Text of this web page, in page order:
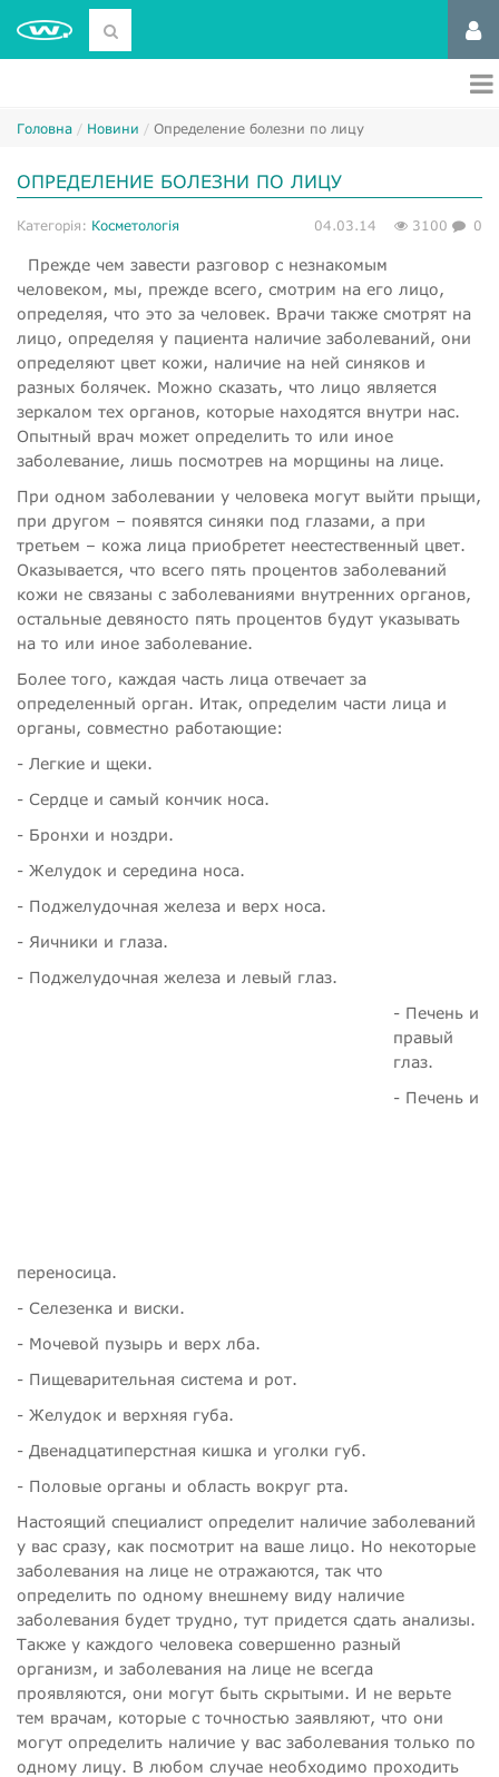
Головна Новини Определение болезни по лицу
ОПРЕДЕЛЕНИЕ БОЛЕЗНИ ПО ЛИЦУ
Категорія: Косметологія 04.03.14 3100 0
Прежде чем завести разговор с незнакомым
человеком, мы, прежде всего, смотрим на его лицо,
определяя, что это за человек. Врачи также смотрят на
лицо, определяя у пациента наличие заболеваний, они
определяют цвет кожи, наличие на ней синяков и
разных болячек. Можно сказать, что лицо является
зеркалом тех органов, которые находятся внутри нас.
Опытный врач может определить то или иное
заболевание, лишь посмотрев на морщины на лице.
При одном заболевании у человека могут выйти прыщи,
при другом – появятся синяки под глазами, а при
третьем – кожа лица приобретет неестественный цвет.
Оказывается, что всего пять процентов заболеваний
кожи не связаны с заболеваниями внутренних органов,
остальные девяносто пять процентов будут указывать
на то или иное заболевание.
Более того, каждая часть лица отвечает за
определенный орган. Итак, определим части лица и
органы, совместно работающие:
- Легкие и щеки.
- Сердце и самый кончик носа.
- Бронхи и ноздри.
- Желудок и середина носа.
- Поджелудочная железа и верх носа.
- Яичники и глаза.
- Поджелудочная железа и левый глаз.
- Печень и
правый
глаз.
- Печень и
переносица.
- Селезенка и виски.
- Мочевой пузырь и верх лба.
- Пищеварительная система и рот.
- Желудок и верхняя губа.
- Двенадцатиперстная кишка и уголки губ.
- Половые органы и область вокруг рта.
Настоящий специалист определит наличие заболеваний
у вас сразу, как посмотрит на ваше лицо. Но некоторые
заболевания на лице не отражаются, так что
определить по одному внешнему виду наличие
заболевания будет трудно, тут придется сдать анализы.
Также у каждого человека совершенно разный
организм, и заболевания на лице не всегда
проявляются, они могут быть скрытыми. И не верьте
тем врачам, которые с точностью заявляют, что они
могут определить наличие у вас заболевания только по
одному лицу. В любом случае необходимо проходить